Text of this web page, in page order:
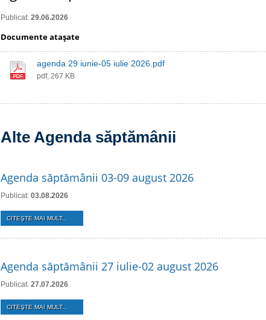
Publicat: 29.06.2026
Documente ataşate
agenda 29 iunie-05 iulie 2026.pdf
pdf, 267 KB
Alte Agenda săptămânii
Agenda săptămânii 03-09 august 2026
Publicat: 03.08.2026
CITEŞTE MAI MULT...
Agenda săptămânii 27 iulie-02 august 2026
Publicat: 27.07.2026
CITEŞTE MAI MULT...